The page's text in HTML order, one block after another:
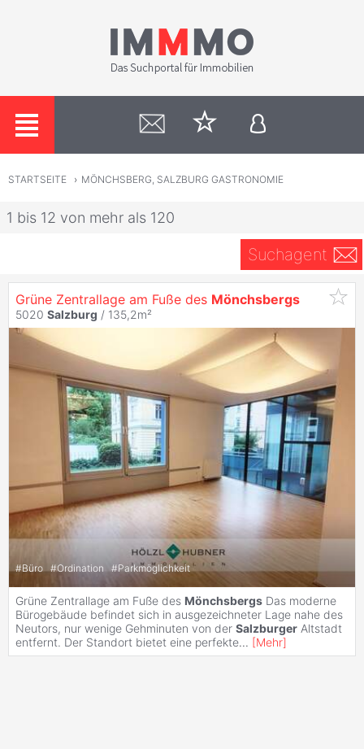
STARTSEITE › MÖNCHSBERG, SALZBURG GASTRONOMIE
1 bis 12 von mehr als 120
Suchagent
Grüne Zentrallage am Fuße des Mönchsbergs
5020 Salzburg / 135,2m²
#Büro #Ordination #Parkmöglichkeit
Grüne Zentrallage am Fuße des Mönchsbergs Das moderne
Bürogebäude befindet sich in ausgezeichneter Lage nahe des
Neutors, nur wenige Gehminuten von der Salzburger Altstadt
entfernt. Der Standort bietet eine perfekte... [Mehr]